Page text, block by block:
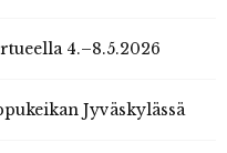
4.–8.5.2026
Jyväskylässä